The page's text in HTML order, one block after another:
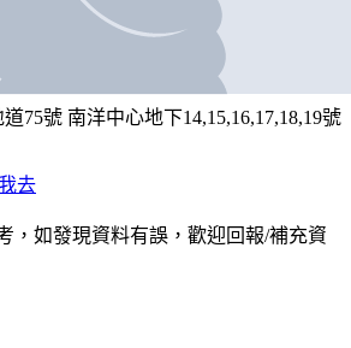
75號 南洋中心地下14,15,16,17,18,19號
去
，如發現資料有誤，歡迎回報/補充資